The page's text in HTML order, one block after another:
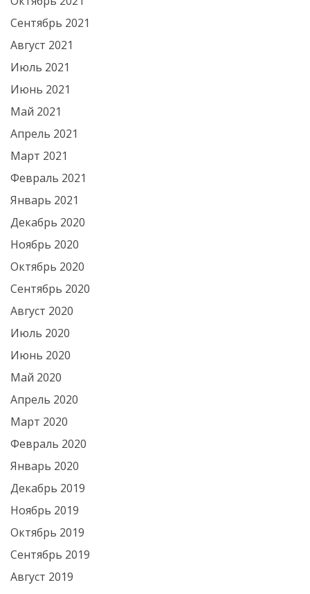
Сентябрь 2021
Август 2021
Июль 2021
Июнь 2021
Май 2021
Апрель 2021
Март 2021
Февраль 2021
Январь 2021
Декабрь 2020
Ноябрь 2020
Октябрь 2020
Сентябрь 2020
Август 2020
Июль 2020
Июнь 2020
Май 2020
Апрель 2020
Март 2020
Февраль 2020
Январь 2020
Декабрь 2019
Ноябрь 2019
Октябрь 2019
Сентябрь 2019
Август 2019